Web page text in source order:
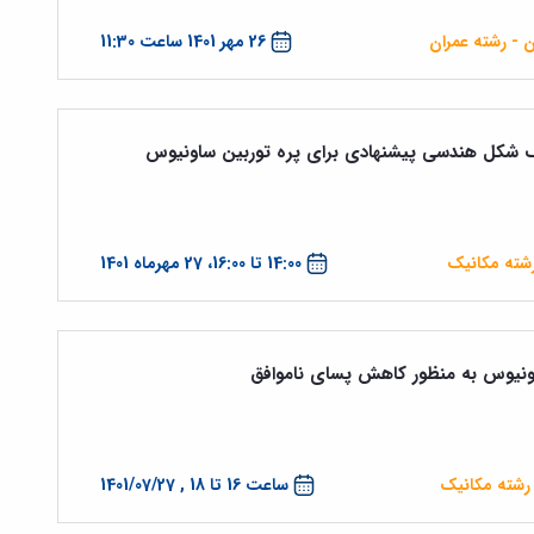
26 مهر 1401 ساعت 11:30 - رشته عمران
14:00 تا 16:00، 27 مهرماه 1401
هندسی پیشنهادی برای پره توربین ساونیوس
مکانیک
ساعت 16 تا 18 , 1401/07/27
به منظور کاهش پسای ناموافق
مکانیک